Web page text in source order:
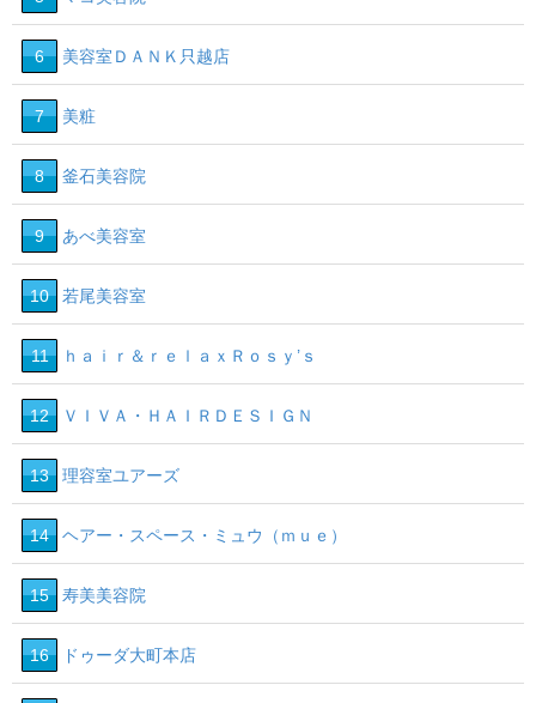
6 美容室ＤＡＮＫ只越店
7 美粧
8 釜石美容院
9 あべ美容室
10 若尾美容室
11 ｈａｉｒ＆ｒｅｌａｘＲｏｓｙ’ｓ
12 ＶＩＶＡ・ＨＡＩＲＤＥＳＩＧＮ
13 理容室ユアーズ
14 ヘアー・スペース・ミュウ（ｍｕｅ）
15 寿美美容院
16 ドゥーダ大町本店